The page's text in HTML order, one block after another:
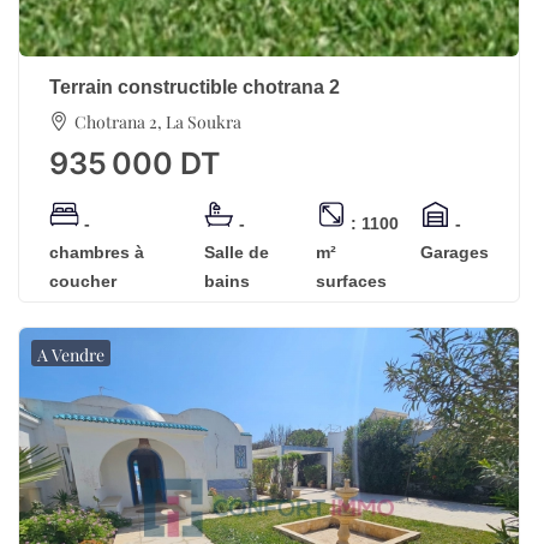
Terrain constructible chotrana 2
Chotrana 2, La Soukra
935 000 DT
-
chambres à
coucher
-
Salle de
bains
: 1100
m²
surfaces
-
Garages
A Vendre